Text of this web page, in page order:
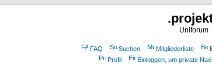
Uniforum
FAQ Suchen Mitgliederliste
Profil
Einloggen, um private